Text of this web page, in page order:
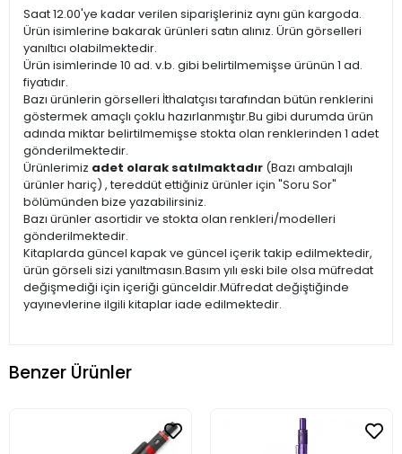
Saat 12.00'ye kadar verilen siparişleriniz aynı gün kargoda.
Ürün isimlerine bakarak ürünleri satın alınız. Ürün görselleri
yanıltıcı olabilmektedir.
Ürün isimlerinde 10 ad. v.b. gibi belirtilmemişse ürünün 1 ad.
fiyatıdır.
Bazı ürünlerin görselleri İthalatçısı tarafından bütün renklerini
göstermek amaçlı çoklu hazırlanmıştır.Bu gibi durumda ürün
adında miktar belirtilmemişse stokta olan renklerinden 1 adet
gönderilmektedir.
Ürünlerimiz adet olarak satılmaktadır (Bazı ambalajlı
ürünler hariç) , tereddüt ettiğiniz ürünler için "Soru Sor"
bölümünden bize yazabilirsiniz.
Bazı ürünler asortidir ve stokta olan renkleri/modelleri
gönderilmektedir.
Kitaplarda güncel kapak ve güncel içerik takip edilmektedir,
ürün görseli sizi yanıltmasın.Basım yılı eski bile olsa müfredat
değişmediği için içeriği günceldir.Müfredat değiştiğinde
yayınevlerine ilgili kitaplar iade edilmektedir.
Benzer Ürünler